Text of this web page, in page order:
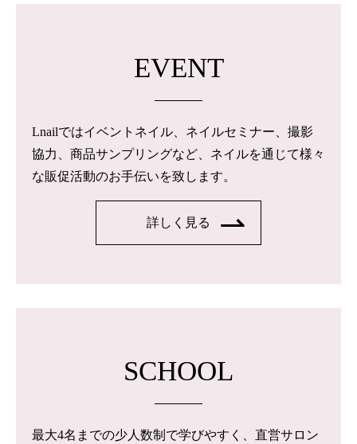
EVENT
Lnailではイベントネイル、ネイルセミナー、撮影
協力、商品サンプリングなど、ネイルを通じて様々
な販促活動のお手伝いを致します。
詳しく見る
SCHOOL
最大4名までの少人数制で学びやすく、直営サロン